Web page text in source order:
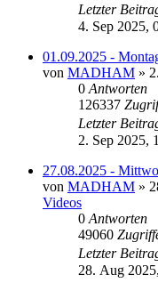
Letzter
4. Sep 2025,
01.09.2025 -
von MADHAM »
0 Antworten
126337
Letzter
2. Sep 2025,
27.08.2025 -
von MADHAM »
Videos
0 Antworten
49060
Letzter
28. Aug